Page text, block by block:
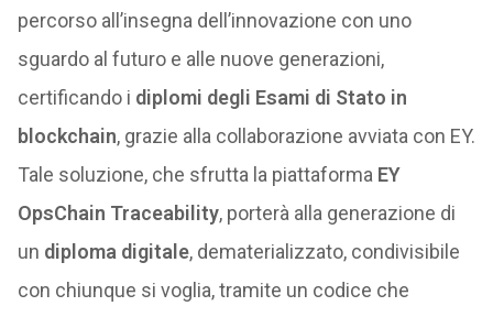
percorso all’insegna dell’innovazione con uno
sguardo al futuro e alle nuove generazioni,
certificando i diplomi degli Esami di Stato in
blockchain, grazie alla collaborazione avviata con EY.
Tale soluzione, che sfrutta la piattaforma EY
OpsChain Traceability, porterà alla generazione di
un diploma digitale, dematerializzato, condivisibile
con chiunque si voglia, tramite un codice che